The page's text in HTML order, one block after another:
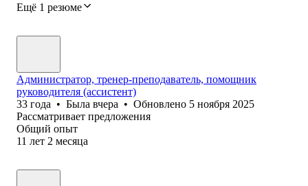
Ещё 1 резюме
Администратор, тренер-преподаватель, помощник
руководителя (ассистент)
33 года • Была вчера • Обновлено 5 ноября 2025
Рассматривает предложения
Общий опыт
11 лет 2 месяца